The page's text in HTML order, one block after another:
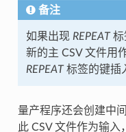
备注
如果出现 REPEAT标
新的主 CSV 文件用
REPEAT标签的键插
量产程序还会创建中
此 CSV 文件作为输入